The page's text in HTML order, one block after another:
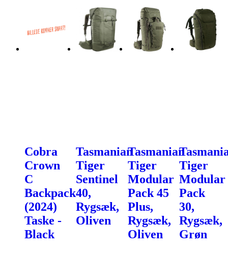
Cobra
Crown
C
Backpack
(2024)
Taske -
Black
Tasmanian
Tiger
Sentinel
40,
Rygsæk,
Oliven
Tasmanian
Tiger
Modular
Pack 45
Plus,
Rygsæk,
Oliven
Tiger
Modular
Pack
30,
Rygsæk,
Grøn